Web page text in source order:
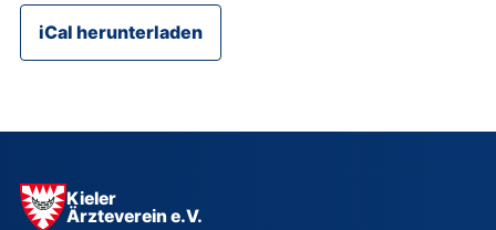
iCal herunterladen
Kieler
Ärzteverein e.V.